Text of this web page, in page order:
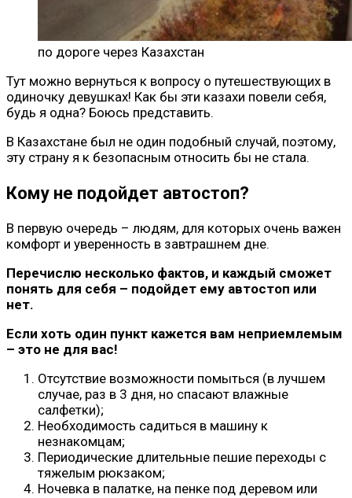
по дороге через Казахстан
Тут можно вернуться к вопросу о путешествующих в
одиночку девушках! Как бы эти казахи повели себя,
будь я одна? Боюсь представить.
В Казахстане был не один подобный случай, поэтому,
эту страну я к безопасным относить бы не стала.
Кому не подойдет автостоп?
В первую очередь – людям, для которых очень важен
комфорт и уверенность в завтрашнем дне.
Перечислю несколько фактов, и каждый сможет
понять для себя – подойдет ему автостоп или
нет.
Если хоть один пункт кажется вам неприемлемым
– это не для вас!
Отсутствие возможности помыться (в лучшем
случае, раз в 3 дня, но спасают влажные
салфетки);
Необходимость садиться в машину к
незнакомцам;
Периодические длительные пешие переходы с
тяжелым рюкзаком;
Ночевка в палатке, на пенке под деревом или